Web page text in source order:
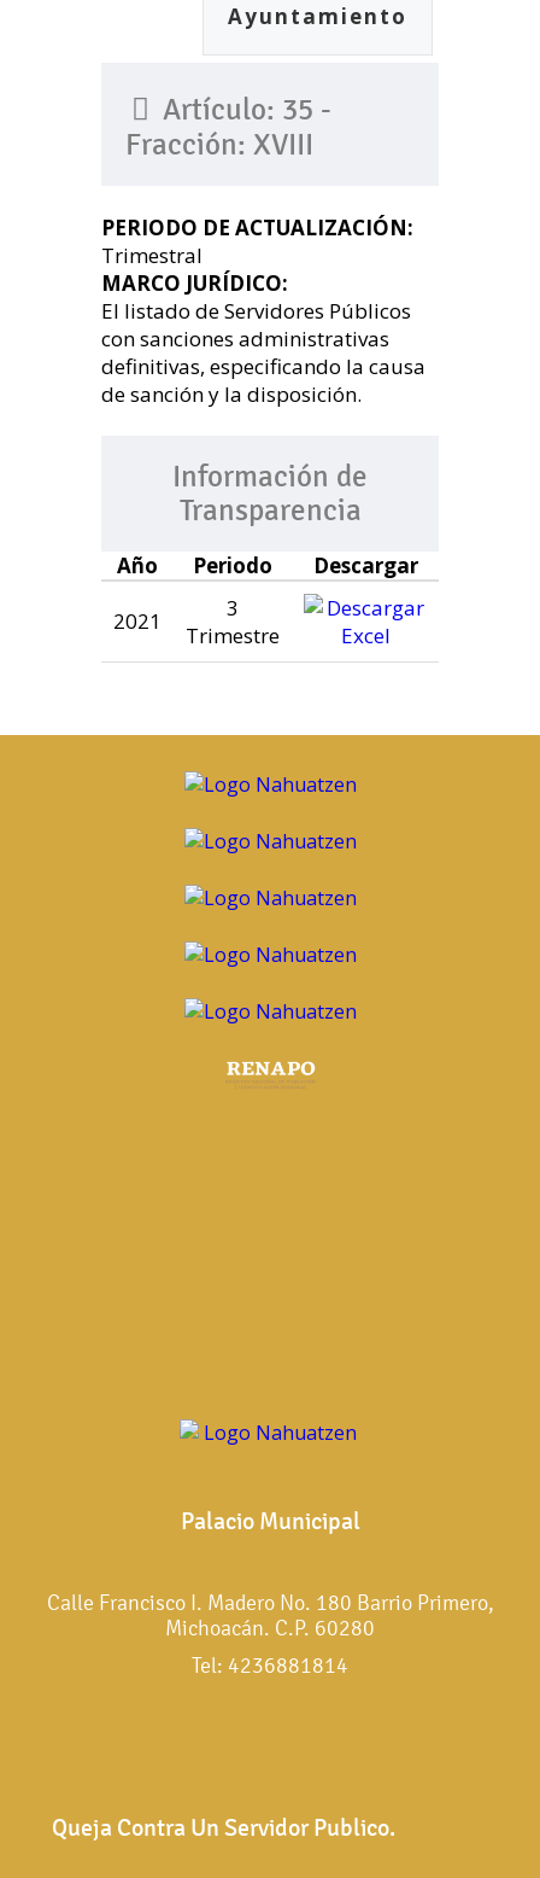
Ayuntamiento
Artículo: 35 -
Fracción: XVIII
PERIODO DE ACTUALIZACIÓN:
Trimestral
MARCO JURÍDICO:
El listado de Servidores Públicos
con sanciones administrativas
definitivas, especificando la causa
de sanción y la disposición.
Información de
Transparencia
Año Periodo
Descargar
2021
3
Trimestre
Palacio Municipal
Calle Francisco I. Madero No. 180 Barrio Primero,
Michoacán. C.P. 60280
Tel: 4236881814
Queja Contra Un Servidor Publico.